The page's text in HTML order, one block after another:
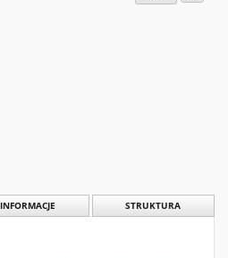
INFORMACJE STRUKTURA